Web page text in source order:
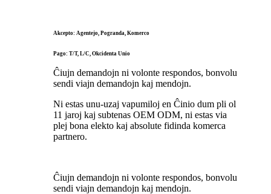
Akcepto: Agentejo, Pogranda, Komerco
Pago: T/T, L/C, Okcidenta Unio
Ĉiujn demandojn ni volonte respondos, bonvolu
sendi viajn demandojn kaj mendojn.
Ni estas unu-uzaj vapumiloj en Ĉinio dum pli ol
11 jaroj kaj subtenas OEM ODM, ni estas via
plej bona elekto kaj absolute fidinda komerca
partnero.
Ĉiujn demandojn ni volonte respondos, bonvolu
sendi viajn demandojn kaj mendojn.